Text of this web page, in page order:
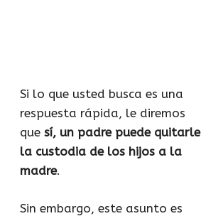
Si lo que usted busca es una
respuesta rápida, le diremos
que sí, un padre puede quitarle
la custodia de los hijos a la
madre.
Sin embargo, este asunto es